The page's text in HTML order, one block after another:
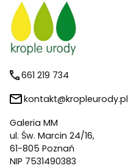
661 219 734
kontakt@kropleurody.pl
Galeria MM
ul. Św. Marcin 24/16,
61-805 Poznań
NIP 7531490383